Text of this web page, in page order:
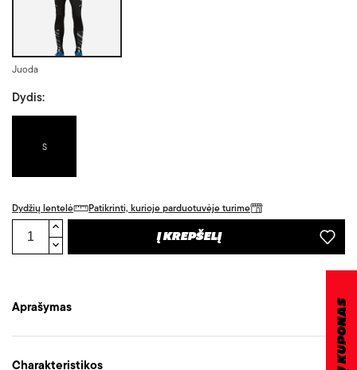
Juoda
Dydis:
S
Dydžių lentelė Patikrinti, kurioje parduotuvėje turime
Į KREPŠELĮ
Aprašymas
Charakteristikos